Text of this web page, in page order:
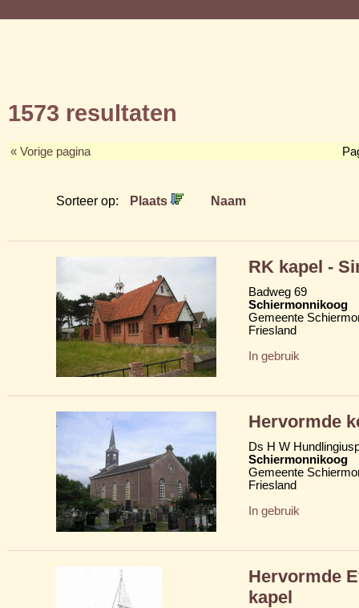
1573 resultaten
« Vorige pagina
Sorteer op: Plaats Naam
RK kapel -
Badweg 69
Schiermonnikoog
Gemeente
Friesland
In gebruik
Hervormde
Ds H W
Schiermonnikoog
Gemeente
Friesland
In gebruik
Hervormde
kapel